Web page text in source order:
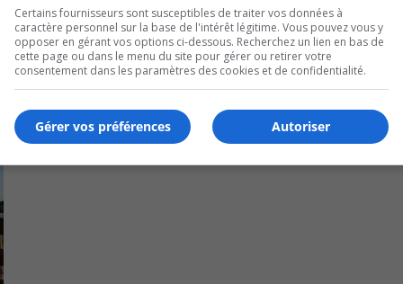
Certains fournisseurs sont susceptibles de traiter vos données à
caractère personnel sur la base de l'intérêt légitime. Vous pouvez vous y
opposer en gérant vos options ci-dessous. Recherchez un lien en bas de
cette page ou dans le menu du site pour gérer ou retirer votre
consentement dans les paramètres des cookies et de confidentialité.
Autoriser
Gérer vos préférences